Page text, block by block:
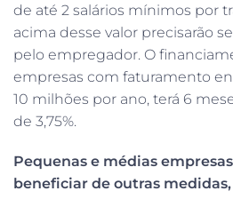
de até 2 salários mínimos por
acima desse valor precisarão
pelo empregador. O
empresas com faturamento
10 milhões por ano, terá 6
de 3,75%.
Pequenas e médias
beneficiar de outras